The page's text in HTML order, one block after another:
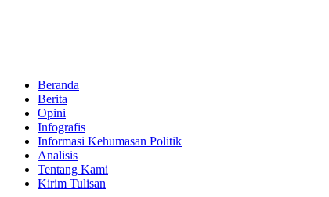
Beranda
Berita
Opini
Infografis
Informasi Kehumasan Politik
Analisis
Tentang Kami
Kirim Tulisan